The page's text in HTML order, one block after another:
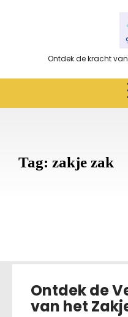
Ontdek de kracht
Tag: zakje zak
Ontdek de
van het